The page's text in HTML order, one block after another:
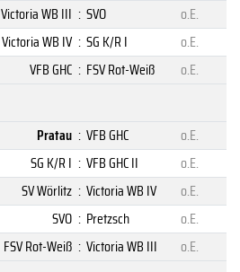
Victoria WB III : SVO
o.E.
Victoria WB IV : SG K/R I
o.E.
VFB GHC : FSV Rot-Weiß
o.E.
Pratau : VFB GHC
o.E.
SG K/R I : VFB GHC II
o.E.
SV Wörlitz : Victoria WB IV
o.E.
SVO : Pretzsch
o.E.
FSV Rot-Weiß : Victoria WB III o.E.